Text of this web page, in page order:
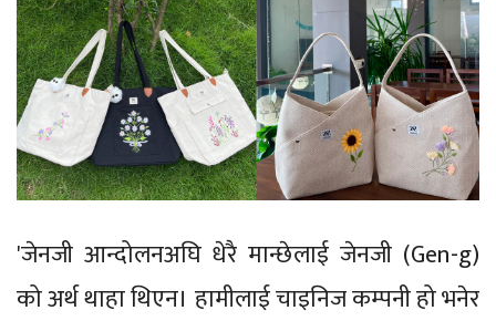
'जेनजी आन्दोलनअघि धेरै मान्छेलाई जेनजी (Gen-g)
को अर्थ थाहा थिएन। हामीलाई चाइनिज कम्पनी हो भनेर